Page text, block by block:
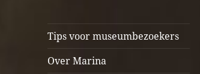
Tips voor museumbezoekers
Over Marina